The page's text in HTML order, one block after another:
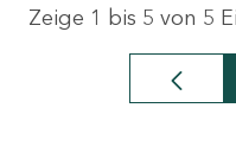
Zeige 1 bis 5 von 5